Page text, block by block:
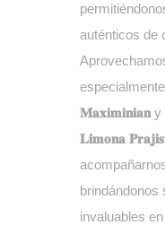
auténticos de
𝐌𝐚𝐱𝐢𝐦𝐢𝐧𝐢𝐚𝐧 y
𝐋𝐢𝐦𝐨𝐧𝐚
brindándonos
invaluables